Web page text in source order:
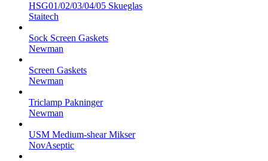
HSG01/02/03/04/05 Skueglas
Staitech
Sock Screen Gaskets
Newman
Screen Gaskets
Newman
Triclamp Pakninger
Newman
USM Medium-shear Mikser
NovAseptic